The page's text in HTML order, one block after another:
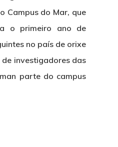
Campus do Mar, que
o primeiro ano de
no país de orixe
investigadores das
parte do campus